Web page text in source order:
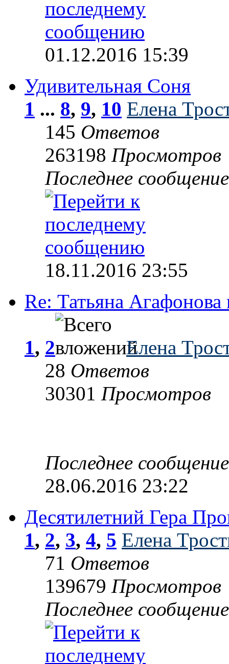
01.12.2016 15:39
Удивительная Соня
1 ... 8, 9, 10 Елена
145 Ответов
263198 Просмотров
Последнее
18.11.2016 23:55
Re: Татьяна
1, 2
Елена
28 Ответов
30301 Просмотров
Последнее
28.06.2016 23:22
Десятилетний Гера
1, 2, 3, 4, 5 Елена
71 Ответов
139679 Просмотров
Последнее